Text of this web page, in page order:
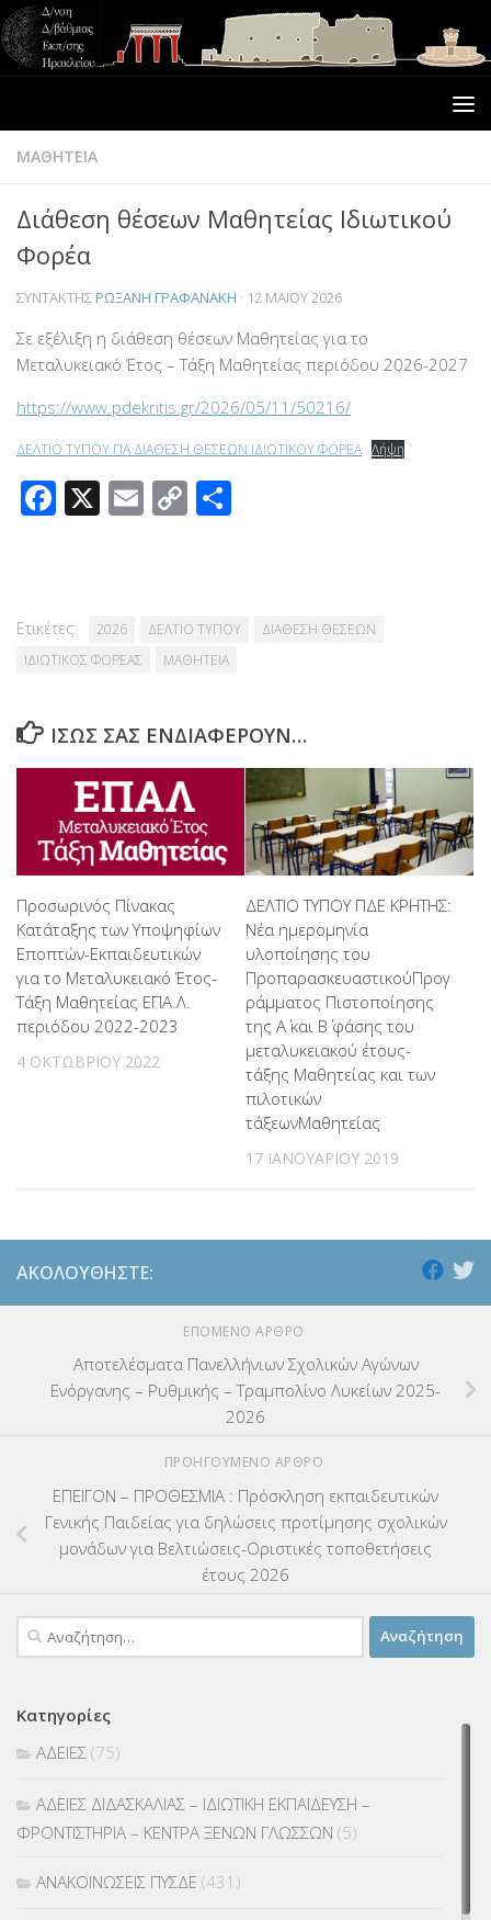
ΜΑΘΗΤΕΙΑ
Διάθεση θέσεων Μαθητείας Ιδιωτικού
Φορέα
ΣΥΝΤΆΚΤΗΣ ΡΩΞΆΝΗ ΓΡΑΦΑΝΆΚΗ · 12 ΜΑΪ́ΟΥ 2026
Σε εξέλιξη η διάθεση θέσεων Μαθητείας για το
Μεταλυκειακό Έτος – Τάξη Μαθητείας περιόδου 2026-2027
https://www.pdekritis.gr/2026/05/11/50216/
ΔΕΛΤΙΟ ΤΥΠΟΥ ΓΙΑ ΔΙΑΘΕΣΗ ΘΕΣΕΩΝ ΙΔΙΩΤΙΚΟΥ ΦΟΡΕΑ Λήψη
Facebook
X Email
Copy
Ετικέτες: 2026 ΔΕΛΤΙΟ ΤΥΠΟΥ
ΔΙΑΘΕΣΗ ΘΕΣΕΩΝ
ΙΔΙΩΤΙΚΟΣ ΦΟΡΕΑΣ
ΜΑΘΗΤΕΙΑ
ΊΣΩΣ ΣΑΣ ΕΝΔΙΑΦΈΡΟΥΝ…
Προσωρινός Πίνακας
Κατάταξης των Υποψηφίων
Εποπτών-Εκπαιδευτικών
για το Μεταλυκειακό Έτος-
Τάξη Μαθητείας ΕΠΑ.Λ.
περιόδου 2022-2023
4 ΟΚΤΩΒΡΊΟΥ 2022
ΔΕΛΤΙΟ ΤΥΠΟΥ ΠΔΕ ΚΡΗΤΗΣ:
Νέα ημερομηνία
υλοποίησης του
ΠροπαρασκευαστικούΠρογ
ράμματος Πιστοποίησης
της Α΄ και Β΄ φάσης του
μεταλυκειακού έτους-
τάξης Μαθητείας και των
πιλοτικών
τάξεωνΜαθητείας
17 ΙΑΝΟΥΑΡΊΟΥ 2019
ΑΚΟΛΟΥΘΉΣΤΕ:
ΕΠΌΜΕΝΟ ΆΡΘΡΟ
Αποτελέσματα Πανελλήνιων Σχολικών Αγώνων
Ενόργανης – Ρυθμικής – Τραμπολίνο Λυκείων 2025-
2026
ΠΡΟΗΓΟΎΜΕΝΟ ΆΡΘΡΟ
ΕΠΕΙΓΟΝ – ΠΡΟΘΕΣΜΙΑ : Πρόσκληση εκπαιδευτικών
Γενικής Παιδείας για δηλώσεις προτίμησης σχολικών
μονάδων για Βελτιώσεις-Οριστικές τοποθετήσεις
έτους 2026
Αναζήτηση
για:
Κατηγορίες
ΑΔΕΙΕΣ (75)
ΑΔΕΙΕΣ ΔΙΔΑΣΚΑΛΙΑΣ – ΙΔΙΩΤΙΚΗ ΕΚΠΑΙΔΕΥΣΗ –
ΦΡΟΝΤΙΣΤΗΡΙΑ – ΚΕΝΤΡΑ ΞΕΝΩΝ ΓΛΩΣΣΩΝ (5)
ΑΝΑΚΟΙΝΩΣΕΙΣ ΠΥΣΔΕ (431)